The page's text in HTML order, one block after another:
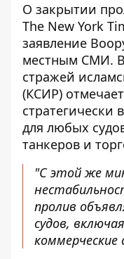
О закрытии
The New York
заявление
местным СМИ. В
стражей
(КСИР)
для любых
танкеров и
"С этой же
пролив
судов,
коммерческие